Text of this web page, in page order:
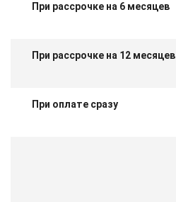
При рассрочке на 6 месяцев
При рассрочке на 12 месяцев
При оплате сразу